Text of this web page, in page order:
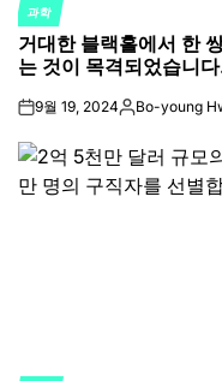
POSTED
IN
과학
거대한 블랙홀에서 한
는 것이 목격되었습니
on9월 19, 2024Posted
Bo-young